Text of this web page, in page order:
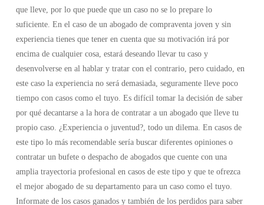
que lleve, por lo que puede que un caso no se lo prepare lo
suficiente. En el caso de un abogado de compraventa joven y sin
experiencia tienes que tener en cuenta que su motivación irá por
encima de cualquier cosa, estará deseando llevar tu caso y
desenvolverse en al hablar y tratar con el contrario, pero cuidado, en
este caso la experiencia no será demasiada, seguramente lleve poco
tiempo con casos como el tuyo. Es difícil tomar la decisión de saber
por qué decantarse a la hora de contratar a un abogado que lleve tu
propio caso. ¿Experiencia o juventud?, todo un dilema. En casos de
este tipo lo más recomendable sería buscar diferentes opiniones o
contratar un bufete o despacho de abogados que cuente con una
amplia trayectoria profesional en casos de este tipo y que te ofrezca
el mejor abogado de su departamento para un caso como el tuyo.
Informate de los casos ganados y también de los perdidos para saber